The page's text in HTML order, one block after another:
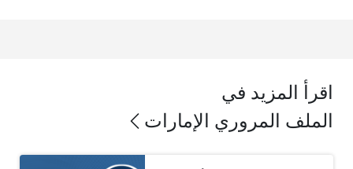
اقرأ المزيد في
الملف المروري الإمارات